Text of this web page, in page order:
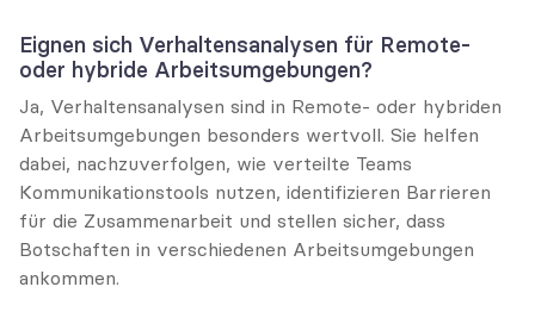
Eignen sich Verhaltensanalysen für Remote-
oder hybride Arbeitsumgebungen?
Ja, Verhaltensanalysen sind in Remote- oder hybriden
Arbeitsumgebungen besonders wertvoll. Sie helfen
dabei, nachzuverfolgen, wie verteilte Teams
Kommunikationstools nutzen, identifizieren Barrieren
für die Zusammenarbeit und stellen sicher, dass
Botschaften in verschiedenen Arbeitsumgebungen
ankommen.